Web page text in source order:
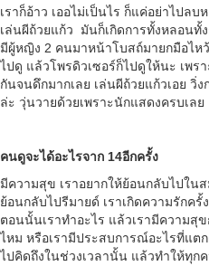
เราก็อ้าว เออไม่เป็นไร ก็แค่อย่าไปล
เล่นผีถ้วยแก้ว มันก็เกิดการทั้งหลอน
มีผู้หญิง 2 คนมาหน้าโบสถ์มายกมือไห
ไปดู แล้วโพรดิวเซอร์ก็ไปดูให้นะ เพร
กันจนดึกมากเลย เล่นผีถ้วยแก้วเอย วิ่
ล่ะ วุ่นวายด้วยเพราะนักแสดงครบเลย
คนดูจะได้อะไรจาก 14อีกครั้ง
มีความสุข เราอยากให้ย้อนกลับไปใน
ย้อนกลับไปรีมายด์ เราเกิดความรักค
ตอนนั้นเราทำอะไร แล้วเรามีความสุ
ไหม หรือเรามีประสบการณ์อะไรที่แต
ไปคิดถึงในช่วงเวลานั้น แล้วทำให้ทุ